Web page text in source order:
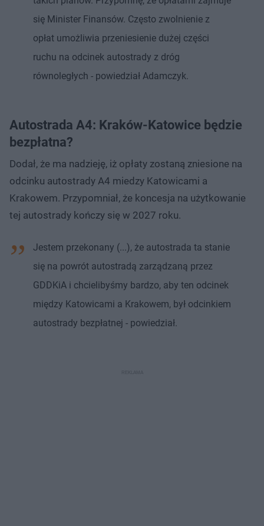
się Minister Finansów. Często zwolnienie z
opłat umożliwia przeniesienie dużej części
ruchu na odcinek autostrady z dróg
równoległych - powiedział Adamczyk.
Autostrada A4: Kraków-Katowice będzie
bezpłatna?
Dodał, że ma nadzieję, iż opłaty zostaną zniesione na
odcinku autostrady A4 miedzy Katowicami a
Krakowem. Przypomniał, że koncesja na użytkowanie
tej autostrady kończy się w 2027 roku.
Jestem przekonany (...), że autostrada ta stanie
się na powrót autostradą zarządzaną przez
GDDKiA i chcielibyśmy bardzo, aby ten odcinek
między Katowicami a Krakowem, był odcinkiem
autostrady bezpłatnej - powiedział.